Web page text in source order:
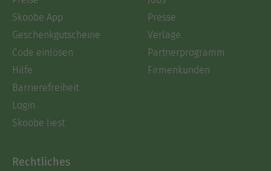
Skoobe App
Geschenkgutscheine
Code einlösen
Hilfe
Barrierefreiheit
Login
Skoobe liest
Presse
Verlage
Partnerprogramm
Firmenkunden
Rechtliches